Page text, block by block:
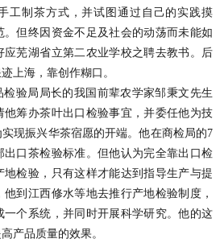
工制茶方式，并试图通过自己的实践摸
但终因资金不足及社会的动荡而未能如
应芜湖省立第二农业学校之聘去教书。后
上海，靠创作糊口。
验局局长的我国前辈农学家邹秉文先生
他筹办茶叶出口检验事宜，并委任他为技
现振兴华茶宿愿的开端。他在商检局的7
口茶检验标准。但他认为完全靠出口检
检验，只有这样才能达到指导生产与提
到江西修水等地去推行产地检验制度，
个系统，并同时开展科学研究。他的这
产品质量的效果。